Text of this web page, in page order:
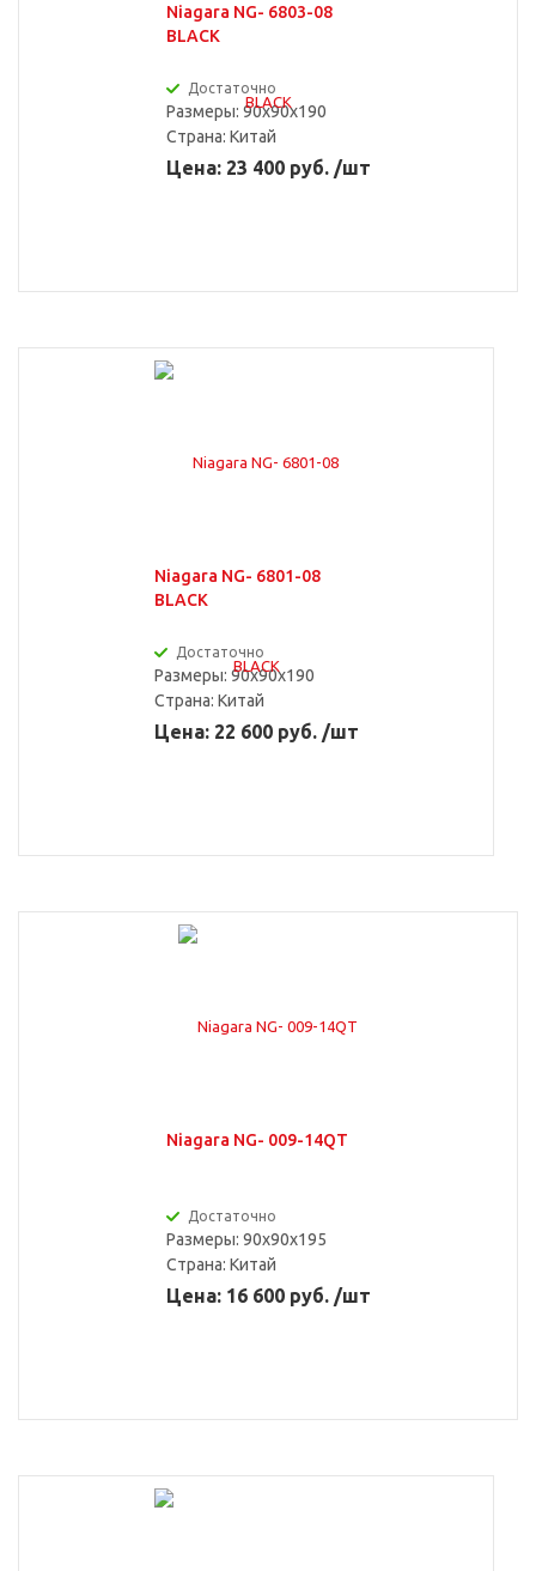
Niagara NG- 6803-08
BLACK
Достаточно
Размеры: 90x90x190
Страна: Китай
Цена: 23 400 руб. /шт
Niagara NG- 6801-08
BLACK
Достаточно
Размеры: 90x90x190
Страна: Китай
Цена: 22 600 руб. /шт
Niagara NG- 009-14QT
Достаточно
Размеры: 90x90x195
Страна: Китай
Цена: 16 600 руб. /шт